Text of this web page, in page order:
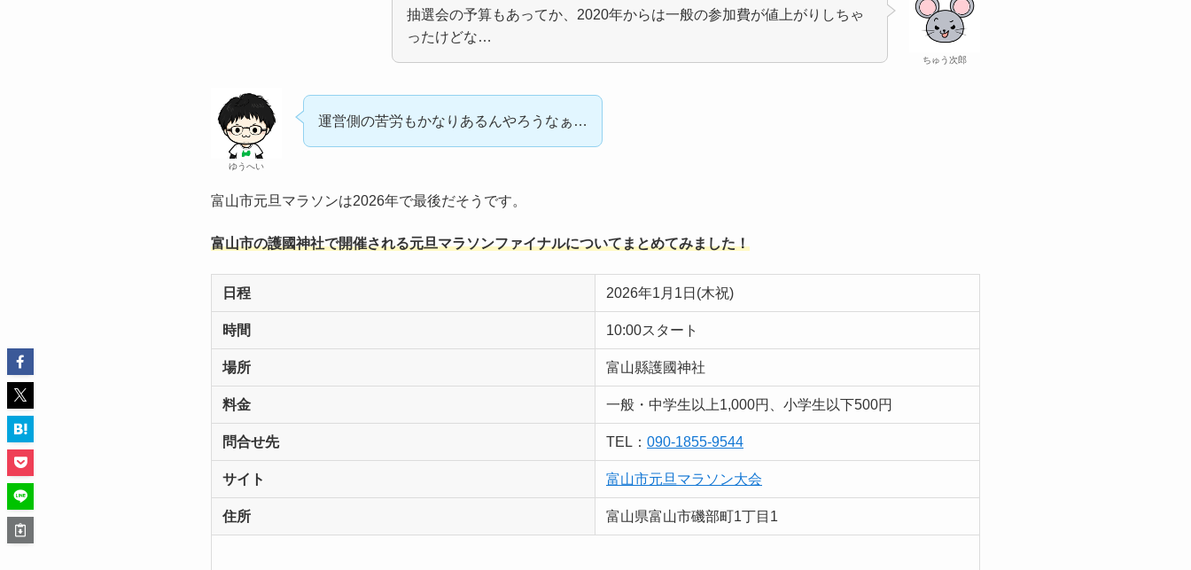
ちゅう次郎
抽選会の予算もあってか、2020年からは一般の参加費が値上がりしちゃ
ったけどな…
ゆうへい
運営側の苦労もかなりあるんやろうなぁ…
富山市元旦マラソンは2026年で最後だそうです。
富山市の護國神社で開催される元旦マラソンファイナルについてまとめてみました！
日程 2026年1月1日(木祝)
時間 10:00スタート
場所 富山縣護國神社
料金 一般・中学生以上1,000円、小学生以下500円
問合せ先 TEL： 090-1855-9544
サイト 富山市元旦マラソン大会
住所 富山県富山市磯部町1丁目1